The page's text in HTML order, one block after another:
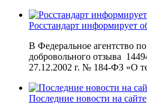
Росстандарт информирует
В Федеральное агентство
добровольного отзыва
27.12.2002 г. № 184-ФЗ «О
Последние новости на сайте